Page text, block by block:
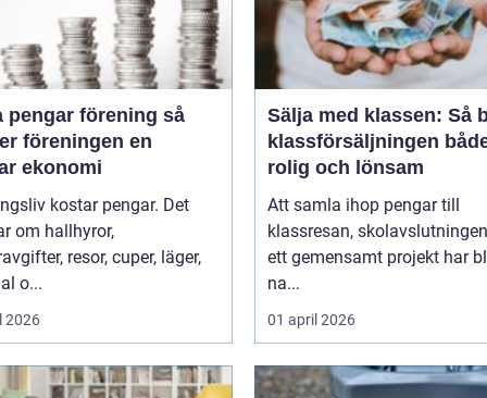
förening så
föreningen en
ekonomi
kostar pengar. Det
om hallhyror,
resor, cuper, läger,
o...
2026
Sälja med klassen: Så
klassförsäljningen
rolig och lönsam
Att samla ihop pengar till
klassresan,
ett gemensamt projekt har
na...
01 april 2026